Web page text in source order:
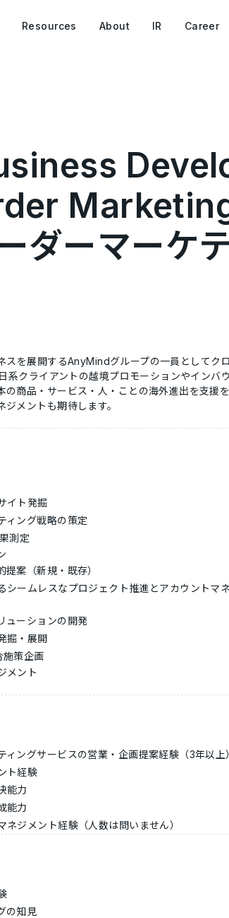
Resources About IR Career
ダーマーケテ
スを展開するAnyMindグループの一員としてク
系クライアントの越境プロモーションやイン
の商品・サービス・人・ことの海外進出を支援
メントも期待します。
イト発掘
ィング戦略の策定
測定
案（新規・既存）
シームレスなプロジェクト推進とアカウントマ
ューションの開発
掘・展開
施策企画
メント
ィングサービスの営業・企画提案経験（3年以上
ト経験
能力
能力
ネジメント経験（人数は問いません）
の知見